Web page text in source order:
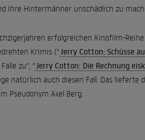
ihre Hintermänner unschädlich zu
erfolgreichen Kinofilm-
Krimis ("Jerry Cotton: Schüsse
zu", "Jerry Cotton: Die Rechnung
natürlich auch diesen Fall. Das lieferte
Pseudonym Axel Berg.